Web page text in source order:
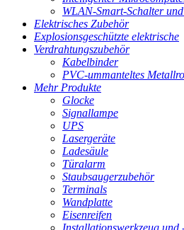
WLAN-Smart-Schalter und
Elektrisches Zubehör
Explosionsgeschützte elektrische
Verdrahtungszubehör
Kabelbinder
PVC-ummanteltes
Mehr Produkte
Glocke
Signallampe
UPS
Lasergeräte
Ladesäule
Türalarm
Staubsaugerzubehör
Terminals
Wandplatte
Eisenreifen